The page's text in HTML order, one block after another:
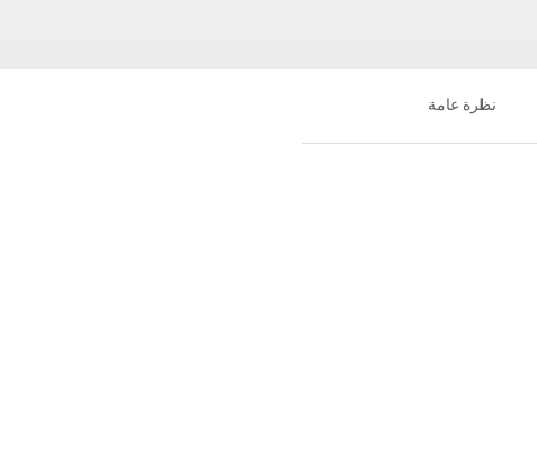
نظرة عامة